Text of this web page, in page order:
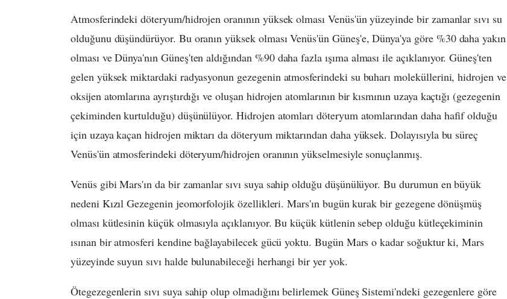
Atmosferindeki döteryum/hidrojen oranının yüksek olması Venüs'ün yüzeyinde bir zamanlar sıvı su
olduğunu düşündürüyor. Bu oranın yüksek olması Venüs'ün Güneş'e, Dünya'ya göre %30 daha yakın
olması ve Dünya'nın Güneş'ten aldığından %90 daha fazla ışıma alması ile açıklanıyor. Güneş'ten
gelen yüksek miktardaki radyasyonun gezegenin atmosferindeki su buharı moleküllerini, hidrojen ve
oksijen atomlarına ayrıştırdığı ve oluşan hidrojen atomlarının bir kısmının uzaya kaçtığı (gezegenin
çekiminden kurtulduğu) düşünülüyor. Hidrojen atomları döteryum atomlarından daha hafif olduğu
için uzaya kaçan hidrojen miktarı da döteryum miktarından daha yüksek. Dolayısıyla bu süreç
Venüs'ün atmosferindeki döteryum/hidrojen oranının yükselmesiyle sonuçlanmış.
Venüs gibi Mars'ın da bir zamanlar sıvı suya sahip olduğu düşünülüyor. Bu durumun en büyük
nedeni Kızıl Gezegenin jeomorfolojik özellikleri. Mars'ın bugün kurak bir gezegene dönüşmüş
olması kütlesinin küçük olmasıyla açıklanıyor. Bu küçük kütlenin sebep olduğu kütleçekiminin
ısınan bir atmosferi kendine bağlayabilecek gücü yoktu. Bugün Mars o kadar soğuktur ki, Mars
yüzeyinde suyun sıvı halde bulunabileceği herhangi bir yer yok.
Ötegezegenlerin sıvı suya sahip olup olmadığını belirlemek Güneş Sistemi'ndeki gezegenlere göre